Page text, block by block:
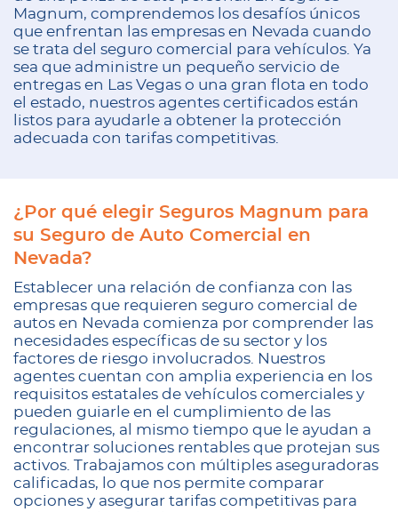
Magnum, comprendemos los desafíos únicos
que enfrentan las empresas en Nevada cuando
se trata del seguro comercial para vehículos. Ya
sea que administre un pequeño servicio de
entregas en Las Vegas o una gran flota en todo
el estado, nuestros agentes certificados están
listos para ayudarle a obtener la protección
adecuada con tarifas competitivas.
¿Por qué elegir Seguros Magnum para
su Seguro de Auto Comercial en
Nevada?
Establecer una relación de confianza con las
empresas que requieren seguro comercial de
autos en Nevada comienza por comprender las
necesidades específicas de su sector y los
factores de riesgo involucrados. Nuestros
agentes cuentan con amplia experiencia en los
requisitos estatales de vehículos comerciales y
pueden guiarle en el cumplimiento de las
regulaciones, al mismo tiempo que le ayudan a
encontrar soluciones rentables que protejan sus
activos. Trabajamos con múltiples aseguradoras
calificadas, lo que nos permite comparar
opciones y asegurar tarifas competitivas para